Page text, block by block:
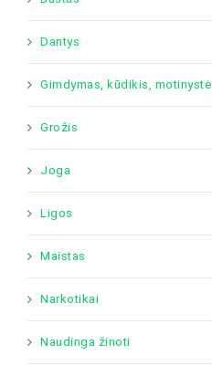
Dantys
Gimdymas, kūdikis, motinystė
Grožis
Joga
Ligos
Maistas
Narkotikai
Naudinga žinoti